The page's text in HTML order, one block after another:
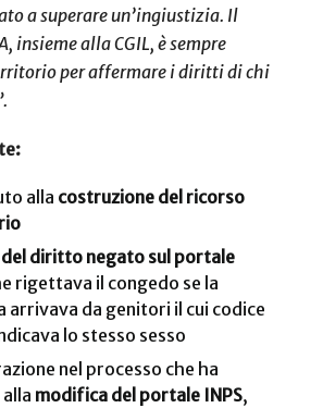
a superare un’ingiustizia. Il
insieme alla CGIL, è sempre
per affermare i diritti di chi
alla costruzione del ricorso
diritto negato sul portale
rigettava il congedo se la
arrivava da genitori il cui codice
lo stesso sesso
nel processo che ha
modifica del portale INPS,